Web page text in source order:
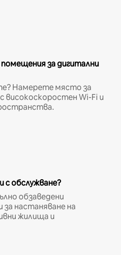
за дигитални
Намерете място за
високоскоростен Wi-Fi и
обслужване?
обзаведени
настаняване на
жилища и